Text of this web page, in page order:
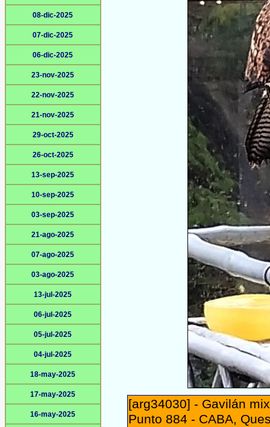
08-dic-2025
07-dic-2025
06-dic-2025
23-nov-2025
22-nov-2025
21-nov-2025
29-oct-2025
26-oct-2025
13-sep-2025
10-sep-2025
03-sep-2025
21-ago-2025
07-ago-2025
03-ago-2025
13-jul-2025
06-jul-2025
05-jul-2025
04-jul-2025
18-may-2025
17-may-2025
16-may-2025
[arg34030] - Gavilán
Punto 884 - CABA,